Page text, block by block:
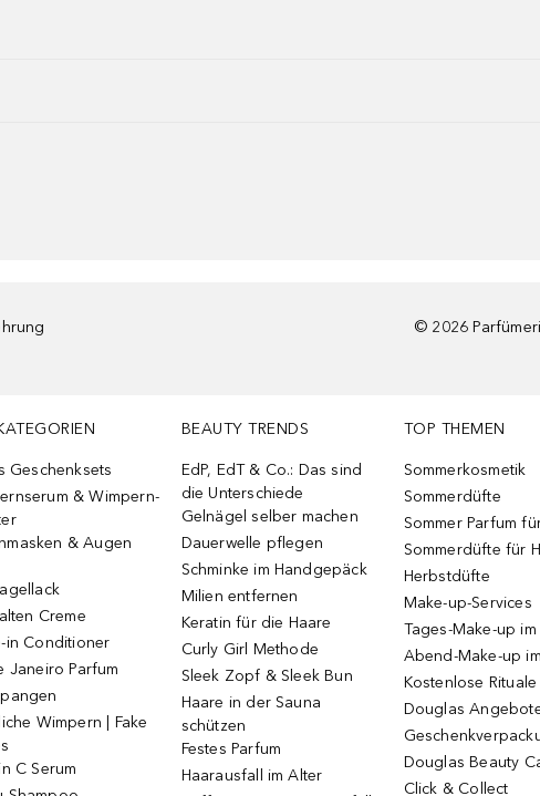
© 2026
Geschenksets
& Wimpern-
& Augen
Creme
in Conditioner
Janeiro Parfum
Wimpern | Fake
C Serum
BEAUTY TRENDS
EdP, EdT & Co.: Das sind
die Unterschiede
Gelnägel selber machen
Dauerwelle pflegen
Schminke im Handgepäck
Milien entfernen
Keratin für die Haare
Curly Girl Methode
Sleek Zopf & Sleek Bun
Haare in der Sauna
schützen
Festes Parfum
Haarausfall im Alter
TOP THEMEN
Sommerkosmetik
Sommerdüfte
Sommer Parfum
Sommerdüfte für
Herbstdüfte
Make-up-Services
Tages-Make-up
Abend-Make-up
Kostenlose
Douglas
Douglas Beauty
Click & Collect